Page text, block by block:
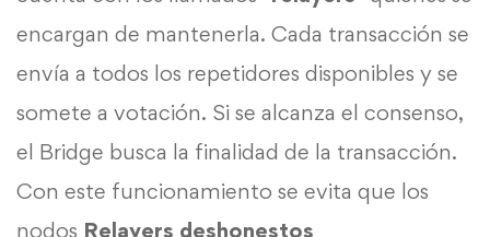
encargan de mantenerla. Cada transacción se
envía a todos los repetidores disponibles y se
somete a votación. Si se alcanza el consenso,
el Bridge busca la finalidad de la transacción.
Con este funcionamiento se evita que los
nodos Relayers deshonestos